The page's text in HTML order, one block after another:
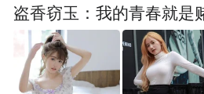
盗香窃玉：我的青春就是